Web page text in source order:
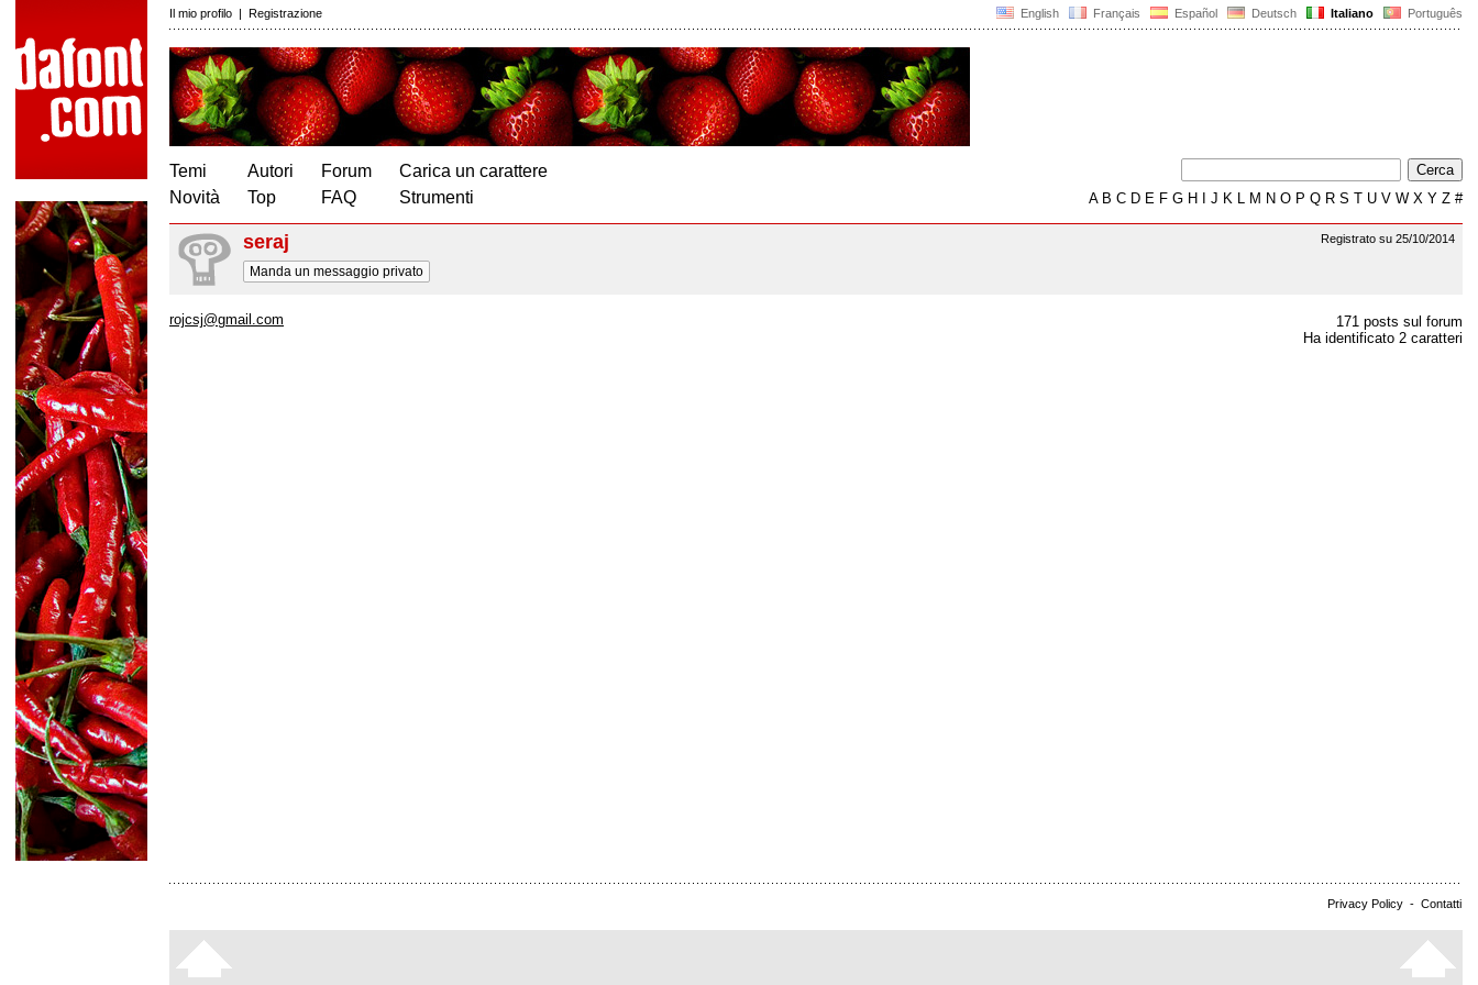
English Français Español Deutsch Italiano Português
Il mio profilo | Registrazione
Temi
Novità
Autori
Top
Forum
FAQ
Carica un carattere
Strumenti
AB C D E F G H J K L M N O P Q R S T U V W X Y Z #
Registrato su 25/10/2014
seraj
Manda un messaggio privato
171 posts sul forum
Ha identificato 2 caratteri
rojcsj@gmail.com
Privacy Policy - Contatti